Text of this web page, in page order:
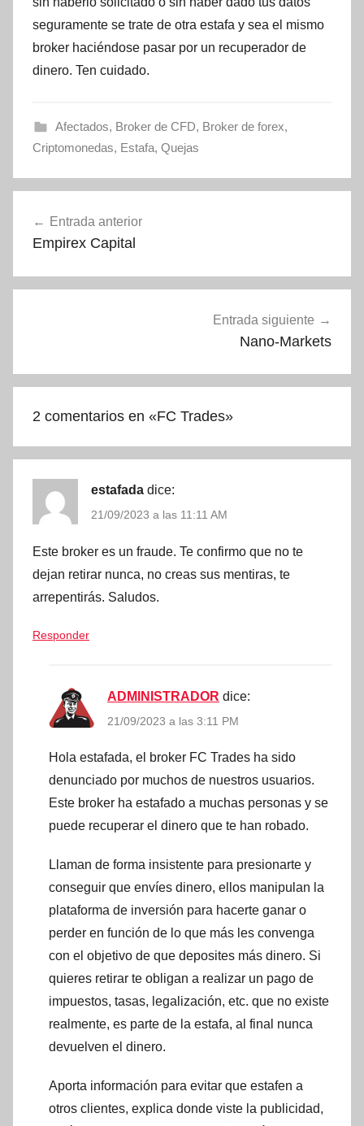
seguramente se trate de otra estafa y sea el mismo
broker haciéndose pasar por un recuperador de
dinero. Ten cuidado.
Afectados, Broker de CFD, Broker de forex,
Criptomonedas, Estafa, Quejas
de
Entrada anterior
Empirex Capital
Entrada siguiente
Nano-Markets
2 comentarios en «FC Trades»
estafada dice:
21/09/2023 a las 11:11 AM
Este broker es un fraude. Te confirmo que no te
dejan retirar nunca, no creas sus mentiras, te
arrepentirás. Saludos.
Responder
ADMINISTRADOR dice:
21/09/2023 a las 3:11 PM
Hola estafada, el broker FC Trades ha sido
denunciado por muchos de nuestros usuarios.
Este broker ha estafado a muchas personas y se
puede recuperar el dinero que te han robado.
Llaman de forma insistente para presionarte y
conseguir que envíes dinero, ellos manipulan la
plataforma de inversión para hacerte ganar o
perder en función de lo que más les convenga
con el objetivo de que deposites más dinero. Si
quieres retirar te obligan a realizar un pago de
impuestos, tasas, legalización, etc. que no existe
realmente, es parte de la estafa, al final nunca
devuelven el dinero.
Aporta información para evitar que estafen a
otros clientes, explica donde viste la publicidad,